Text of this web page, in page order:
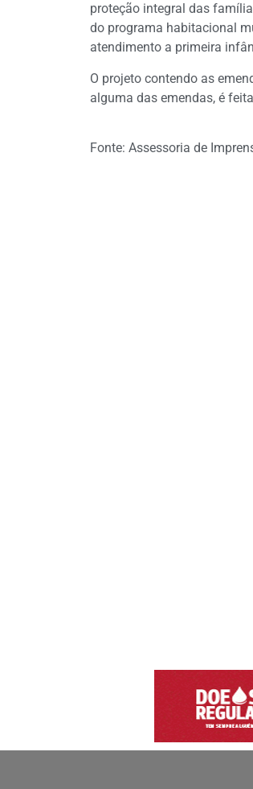
proteção integral das
do programa habitacional
atendimento a primeira
O projeto contendo as
alguma das emendas, é
Fonte: Assessoria de